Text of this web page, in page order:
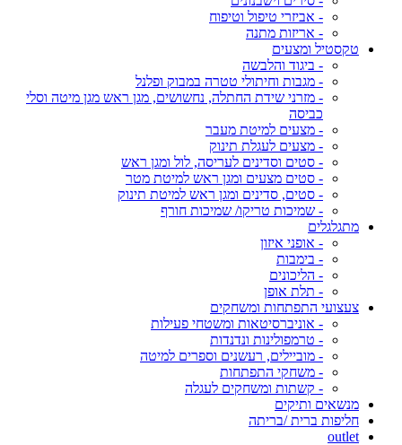
- אביזרי טיפול וטיפוח
- אריזות מתנה
טקסטיל ומצעים
- ביגוד והלבשה
- מגבות וחיתולי טטרה במבוק ופלנל
- מזרני שידת החתלה, נחשושים, מגן ראש מגן מיטה וסלי
כביסה
- מצעים למיטת מעבר
- מצעים לעגלת תינוק
- סטים וסדינים לעריסה, לול ומגן ראש
- סטים מצעים ומגן ראש למיטת מטר
- סטים, סדינים ומגן ראש למיטת תינוק
- שמיכות טריקו/ שמיכות חורף
מתגלגלים
- אופני איזון
- בימבות
- הליכונים
- תלת אופן
צעצועי התפתחות ומשחקים
- אוניברסיטאות ומשטחי פעילות
- טרמפולינות ונדנדות
- מוביילים, רעשנים וספרים למיטה
- משחקי התפתחות
- קשתות ומשחקים לעגלה
מנשאים ותיקים
חליפות ברית /בריתה
outlet